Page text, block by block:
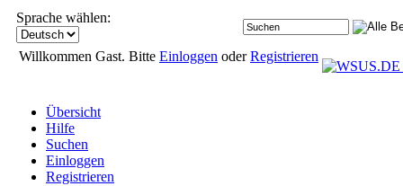
Sprache wählen:
Willkommen Gast. Bitte Einloggen oderRegistrieren
Übersicht
Hilfe
Suchen
Einloggen
Registrieren